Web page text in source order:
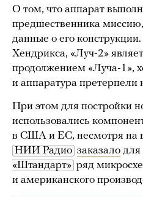
О том, что аппарат
предшественника
данные о его
Хендрикса, «Луч-2»
продолжением «Луча-1»,
и аппаратура претерпели
При этом для постройки
использовались
в США и ЕС, несмотря на
НИИ Радио заказало для
«Штандарт» ряд
и американского